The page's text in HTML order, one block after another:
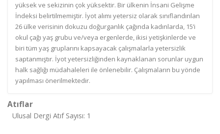
yüksek ve sekizinin çok yüksektir. Bir ülkenin İnsani Gelişme
İndeksi belirtilmemiştir. İyot alımı yetersiz olarak sınıflandırılan
26 ülke verisinin dokuzu doğurganlık çağında kadınlarda, 15’i
okul çağı yaş grubu ve/veya ergenlerde, ikisi yetişkinlerde ve
biri tüm yaş gruplarını kapsayacak çalışmalarla yetersizlik
saptanmıştır. İyot yetersizliğinden kaynaklanan sorunlar uygun
halk sağlığı müdahaleleri ile önlenebilir. Çalışmaların bu yönde
yapılması önerilmektedir.
Atıflar
Ulusal Dergi Atıf Sayısı: 1